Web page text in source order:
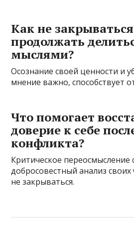
Как не
продолжать
мыслями?
Осознание своей ценности и
мнение важно, способствует
Что помогает
доверие к себе
конфликта?
Критическое переосмысление
добросовестный анализ
не закрываться.